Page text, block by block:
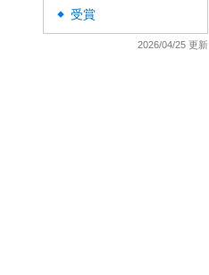
◆ 受賞
2026/04/25 更新